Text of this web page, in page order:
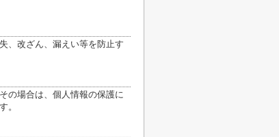
、改ざん、漏えい等を防止す
の場合は、個人情報の保護に
。